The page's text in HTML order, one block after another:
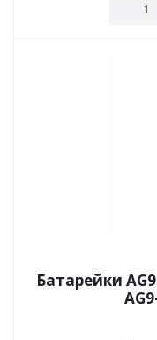
Батарейки